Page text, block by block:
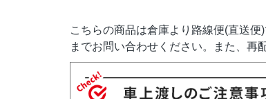
こちらの商品は倉庫より路線便(直送
までお問い合わせください。また、再